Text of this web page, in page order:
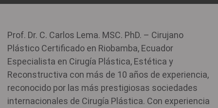
Prof. Dr. C. Carlos Lema. MSC. PhD. – Cirujano
Plástico Certificado en Riobamba, Ecuador
Especialista en Cirugía Plástica, Estética y
Reconstructiva con más de 10 años de experiencia,
reconocido por las más prestigiosas sociedades
internacionales de Cirugía Plástica. Con experiencia